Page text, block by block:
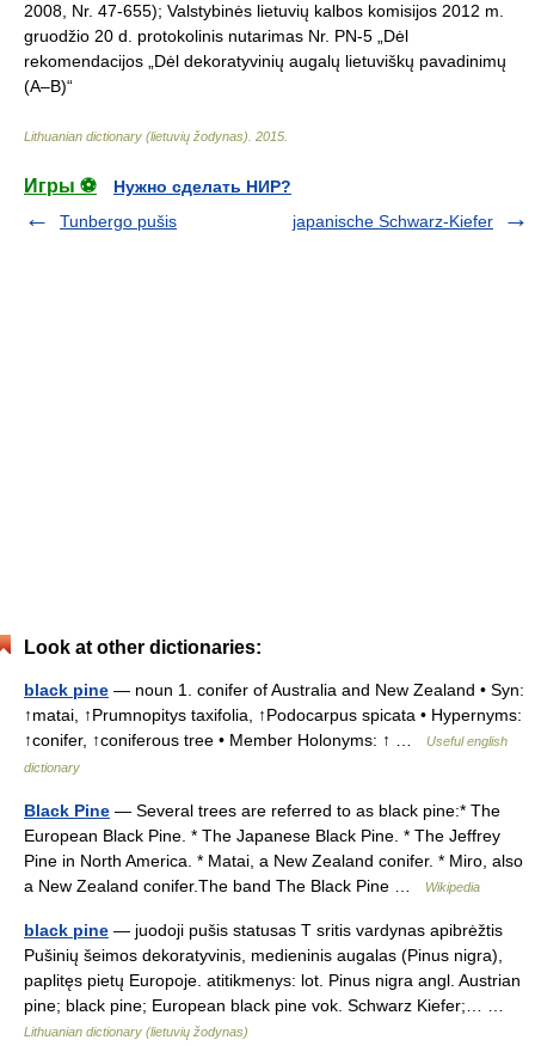
2008, Nr. 47-655); Valstybinės lietuvių kalbos komisijos 2012 m.
gruodžio 20 d. protokolinis nutarimas Nr. PN-5 „Dėl
rekomendacijos „Dėl dekoratyvinių augalų lietuviškų pavadinimų
(A–B)“
Lithuanian dictionary (lietuvių žodynas) 2015
Игры ⚽
Нужно сделать НИР?
Tunbergo pušis
japanische Schwarz-Kiefer
Look at other dictionaries:
black pine — noun 1. conifer of Australia and New Zealand • Syn:
↑matai, ↑Prumnopitys taxifolia, ↑Podocarpus spicata • Hypernyms:
↑conifer, ↑coniferous tree • Member Holonyms: ↑ …
Useful english
dictionary
Black Pine — Several trees are referred to as black pine:* The
European Black Pine. * The Japanese Black Pine. * The Jeffrey
Pine in North America. * Matai, a New Zealand conifer. * Miro, also
a New Zealand conifer.The band The Black Pine …
Wikipedia
black pine — juodoji pušis statusas T sritis vardynas apibrėžtis
Pušinių šeimos dekoratyvinis, medieninis augalas (Pinus nigra),
paplitęs pietų Europoje. atitikmenys: lot. Pinus nigra angl. Austrian
pine; black pine; European black pine vok. Schwarz Kiefer;… …
Lithuanian dictionary (lietuvių žodynas)